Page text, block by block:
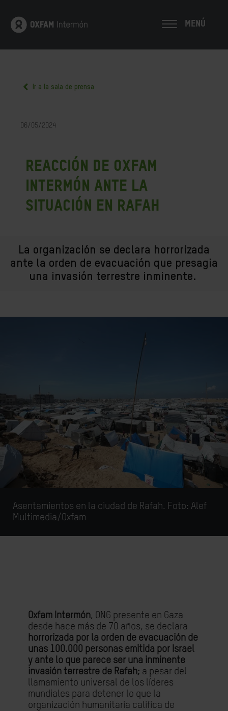
MENÚ
Ir a la sala de prensa
06/05/2024
Reacción de Oxfam
Intermón ante la
situación en Rafah
La organización se declara horrorizada
ante la orden de evacuación que presagia
una invasión terrestre inminente.
Asentamientos en la ciudad de Rafah. Foto: Alef
Multimedia/Oxfam
Oxfam Intermón, ONG presente en Gaza
desde hace más de 70 años, se declara
horrorizada por la orden de evacuación de
unas 100.000 personas emitida por Israel
y ante lo que parece ser una inminente
invasión terrestre de Rafah; a pesar del
llamamiento universal de los líderes
mundiales para detener lo que la
organización humanitaria califica de